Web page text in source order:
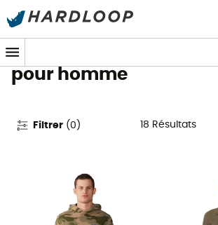
Promos d'été 🔥 -5 % EXTRA dès 2
Polaires Mountain
pour homme
Filtrer (0 ) 18 Résultats